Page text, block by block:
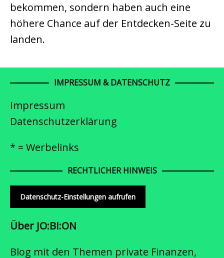
bekommen, sondern haben auch eine
höhere Chance auf der Entdecken-Seite zu
landen.
IMPRESSUM & DATENSCHUTZ
Impressum
Datenschutzerklärung
* = Werbelinks
RECHTLICHER HINWEIS
Datenschutz-Einstellungen aufrufen
Über JO:BI:ON
Blog mit den Themen private Finanzen,